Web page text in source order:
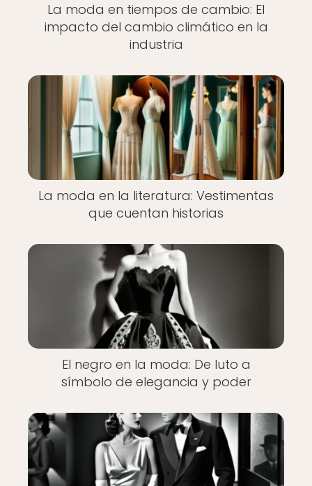
La moda en tiempos de cambio: El
impacto del cambio climático en la
industria
La moda en la literatura: Vestimentas
que cuentan historias
El negro en la moda: De luto a
símbolo de elegancia y poder